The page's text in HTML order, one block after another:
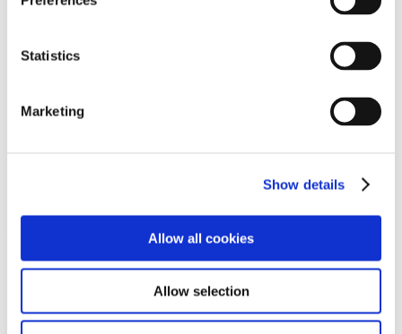
Statistics
Marketing
Show details
Allow all cookies
Allow selection
Monika Grabuschnigg
SPACED OUT – Gut Kerkow
Isabelle Graeff
Martin Groß
Kunstraum Kreuzberg/Bethanien
KVOST - Kunstverein Ost
Robert Haas Haus am Waldsee
Galerie Nordenhake
Villa Schöningen
Richard Hamilton Edition Block